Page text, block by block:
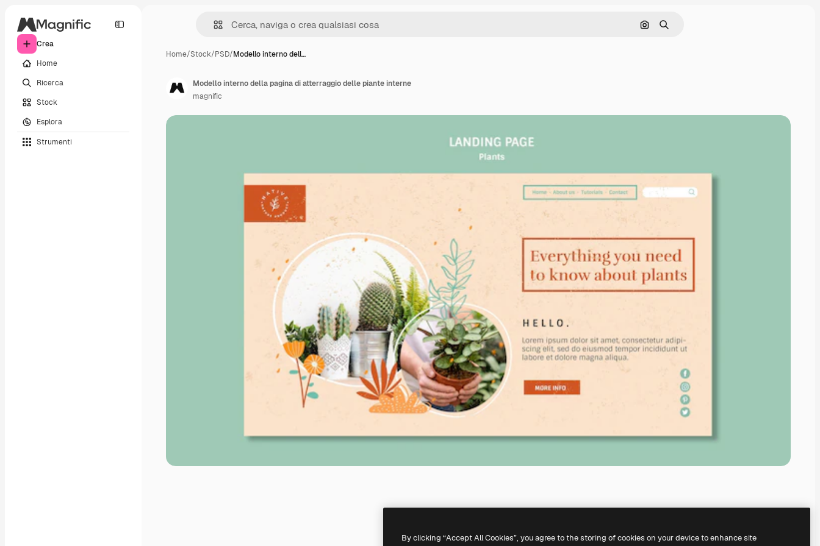
Crea
Home
Ricerca
Stock
Esplora
Strumenti
Cerca per immagine
Ricerca
Home/Stock/PSD/Modello interno dell…
Modello interno della pagina di atterraggio delle piante interne
magnific
By clicking “Accept All Cookies”, you agree to the storing of cookies on your device to enhance site